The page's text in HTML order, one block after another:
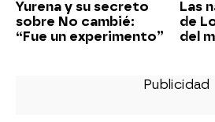
Yurena y su secreto
sobre No cambié:
“Fue un experimento”
Las
de
del